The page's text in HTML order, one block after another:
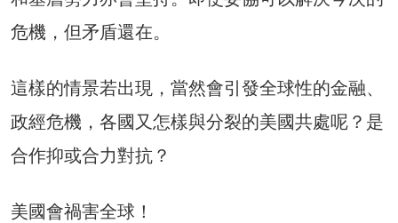
危機，但矛盾還在。
這樣的情景若出現，當然會引發全球性的金融、
政經危機，各國又怎樣與分裂的美國共處呢？是
合作抑或合力對抗？
美國會禍害全球！